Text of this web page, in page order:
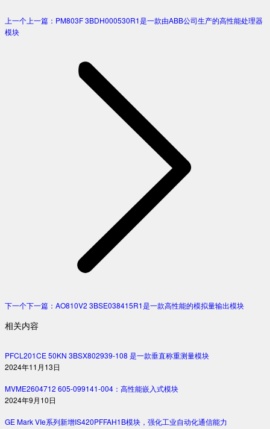
上一个 上一篇： PM803F 3BDH000530R1是一款由ABB公司生产的高性能处理器
模块
下一个下一篇： AO810V2 3BSE038415R1是一款高性能的模拟量输出模块
相关内容
PFCL201CE 50KN 3BSX802939-108 是一款垂直称重测量模块
2024年11月13日
MVME2604712 605-099141-004：高性能嵌入式模块
2024年9月10日
GE Mark VIe系列新增IS420PFFAH1B模块，强化工业自动化通信能力